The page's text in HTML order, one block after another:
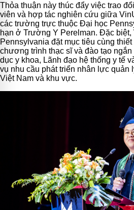
Thỏa thuận này thúc đẩy việc trao
viên và hợp tác nghiên cứu giữa
các trường trực thuộc Đại học
hạn ở Trường Y Perelman. Đặc
Pennsylvania đặt mục tiêu cùng
chương trình thạc sĩ và đào tạo
dục y khoa, Lãnh đạo hệ thống y tế
vụ nhu cầu phát triển nhân lực quản
Việt Nam và khu vực.